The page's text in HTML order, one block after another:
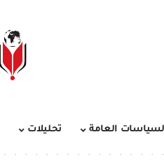
العامة تحليلات